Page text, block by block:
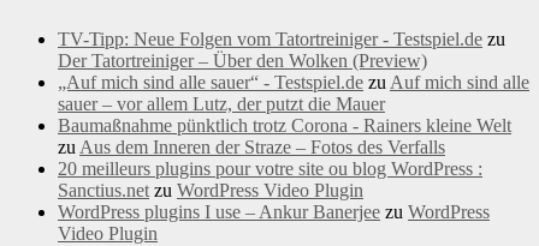
TV-Tipp: Neue Folgen vom Tatortreiniger - Testspiel.de zu
Der Tatortreiniger – Über den Wolken (Preview)
„Auf mich sind alle sauer“ - Testspiel.de zu Auf mich sind alle
sauer – vor allem Lutz, der putzt die Mauer
Baumaßnahme pünktlich trotz Corona - Rainers kleine Welt
zu Aus dem Inneren der Straze – Fotos des Verfalls
20 meilleurs plugins pour votre site ou blog WordPress :
Sanctius.net zu WordPress Video Plugin
WordPress plugins I use – Ankur Banerjee zu WordPress
Video Plugin